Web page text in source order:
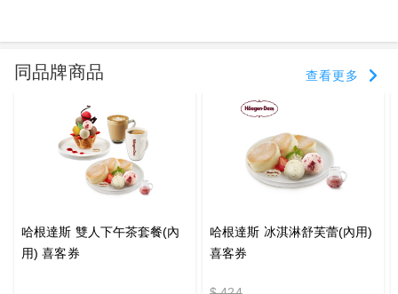
同品牌商品 查看更多
哈根達斯 雙人下午茶套餐(內
用) 喜客券
哈根達斯 冰淇淋舒芙蕾(內用)
喜客券